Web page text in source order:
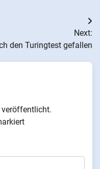
Next:
den Turingtest gefallen
veröffentlicht.